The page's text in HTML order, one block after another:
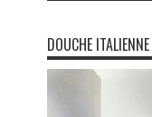
DOUCHE